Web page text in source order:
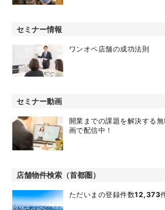
セミナー情報
ワンオペ店舗の成功法則
セミナー動画
開業までの課題を解決する
画で配信中！
店舗物件検索（首都圏）
ただいまの登録件数12,373